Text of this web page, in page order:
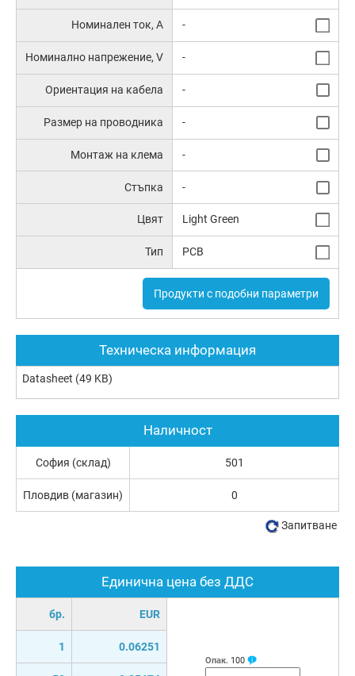
Номинален ток, А -
Номинално напрежение, V -
Ориентация на кабела -
Размер на проводника -
Монтаж на клема -
Стъпка -
Цвят Light Green
Тип PCB
Продукти с подобни параметри
Техническа информация
Datasheet (49 KB)
Единична цена без ДДС
бр. EUR
1 0.06251
Опак. 100
Наличност
София (склад) 501
Пловдив (магазин) 0
Запитване